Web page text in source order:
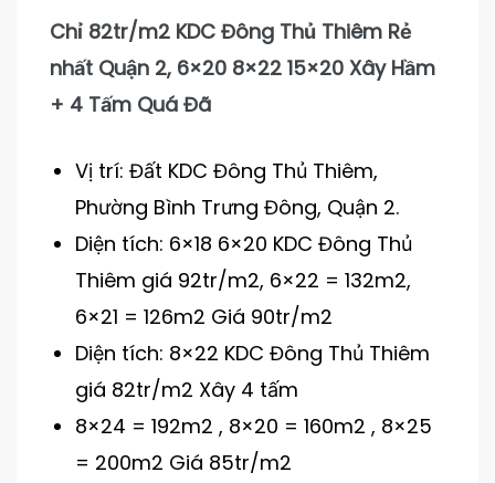
Chỉ 82tr/m2 KDC Đông Thủ Thiêm Rẻ
nhất Quận 2, 6×20 8×22 15×20 Xây Hầm
+ 4 Tấm Quá Đã
Vị trí: Đất KDC Đông Thủ Thiêm,
Phường Bình Trưng Đông, Quận 2.
Diện tích: 6×18 6×20 KDC Đông Thủ
Thiêm giá 92tr/m2, 6×22 = 132m2,
6×21 = 126m2 Giá 90tr/m2
Diện tích: 8×22 KDC Đông Thủ Thiêm
giá 82tr/m2 Xây 4 tấm
8×24 = 192m2 , 8×20 = 160m2 , 8×25
= 200m2 Giá 85tr/m2